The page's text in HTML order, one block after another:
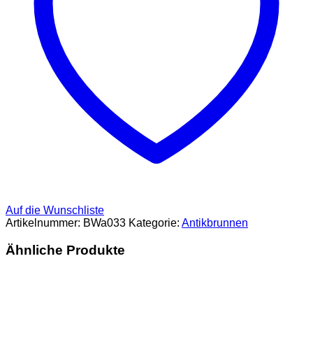
Auf die Wunschliste
Artikelnummer: BWa033 Kategorie: Antikbrunnen
Ähnliche Produkte